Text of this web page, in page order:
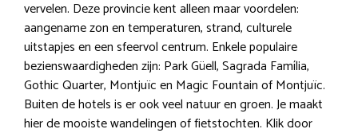
vervelen. Deze provincie kent alleen maar voordelen:
aangename zon en temperaturen, strand, culturele
uitstapjes en een sfeervol centrum. Enkele populaire
bezienswaardigheden zijn: Park Güell, Sagrada Família,
Gothic Quarter, Montjuïc en Magic Fountain of Montjuïc.
Buiten de hotels is er ook veel natuur en groen. Je maakt
hier de mooiste wandelingen of fietstochten. Klik door